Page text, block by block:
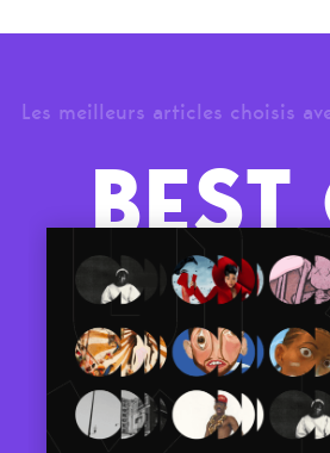
Les meilleurs articles choisis